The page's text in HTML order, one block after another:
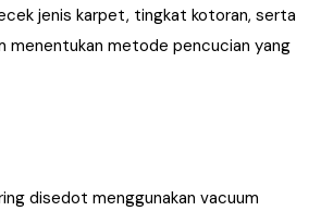
jenis karpet, tingkat kotoran, serta
menentukan metode pencucian yang
disedot menggunakan vacuum